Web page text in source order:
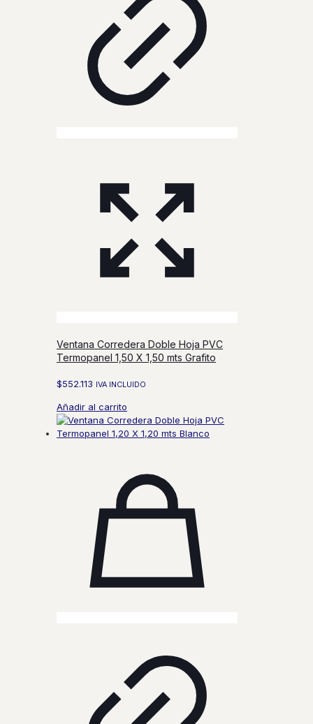
Ventana Corredera Doble Hoja PVC
Termopanel 1,50 X 1,50 mts Grafito
$552.113 IVA INCLUIDO
Añadir al carrito